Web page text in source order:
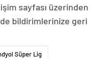
sayfası üzerinden
bildirimlerinize geri
Süper Lig